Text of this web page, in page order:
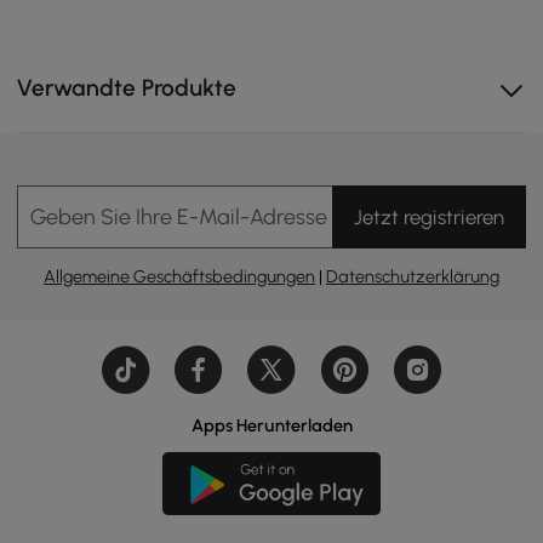
Erweitern Sie von 70,5 Zoll auf 100,4 Zoll, um Fernseher
bis zu 100 Zoll perfekt einzufassen. So entwickelt sich
Verwandte Produkte
Geben Sie Ihre E-Mail-Adresse EinJetzt registrieren
Allgemeine Geschäftsbedingungen | Datenschutzerklärung
Apps Herunterladen